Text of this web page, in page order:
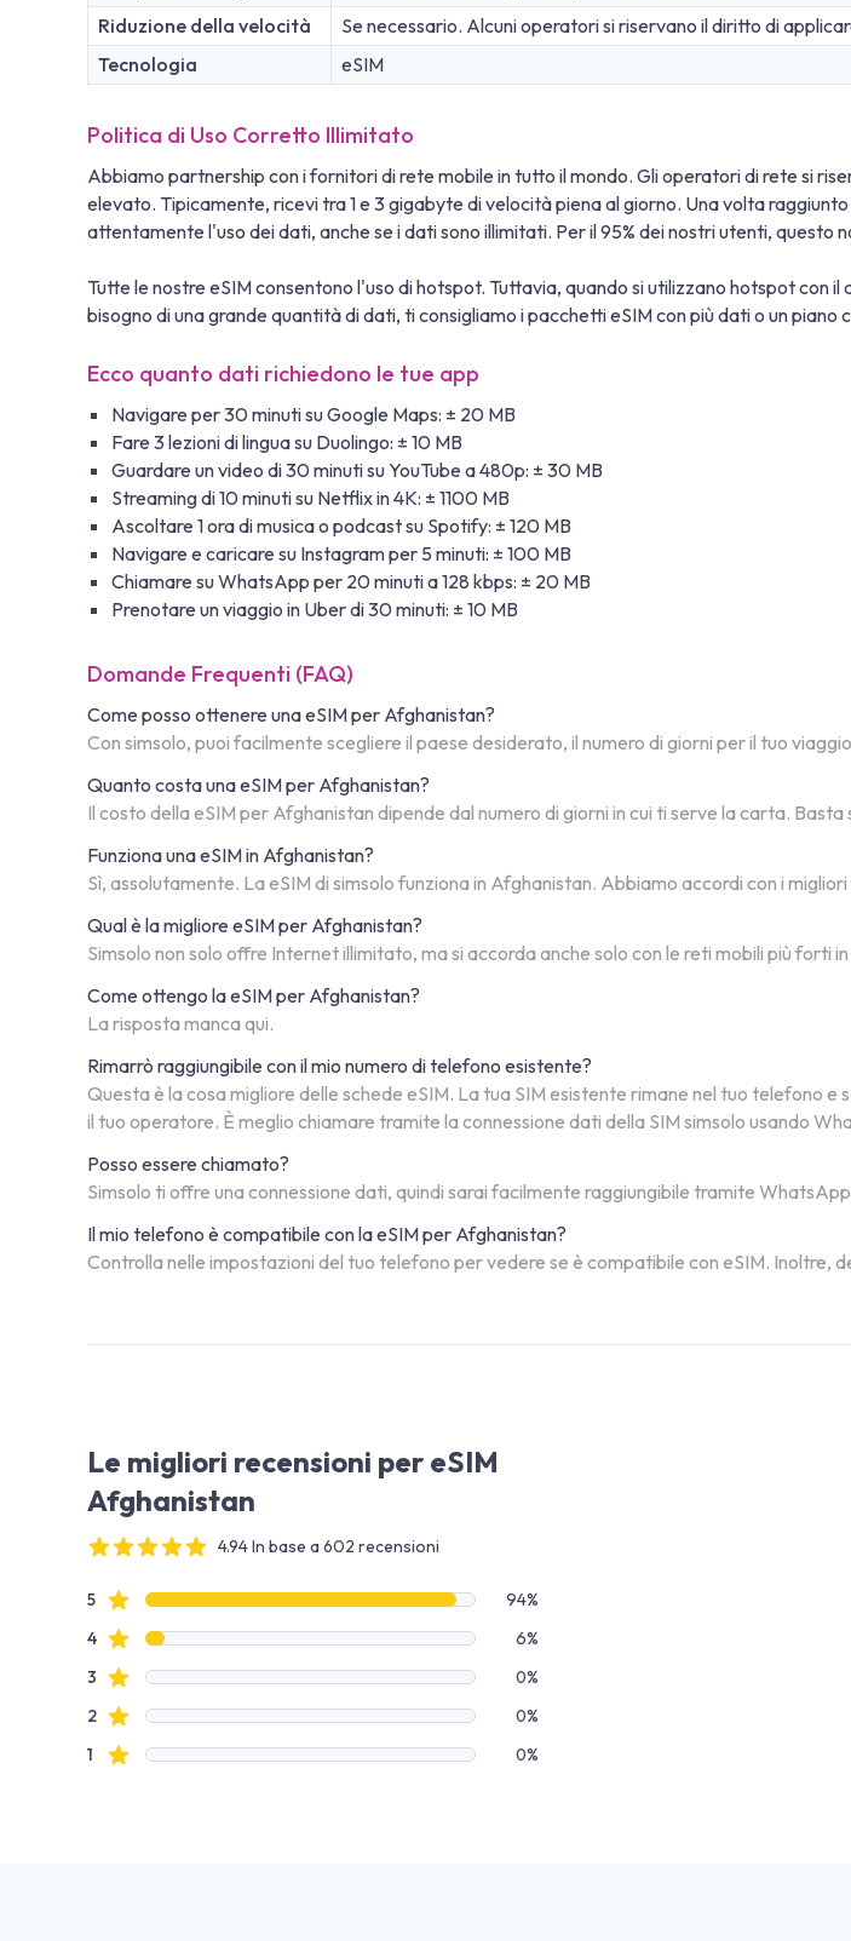
Riduzione della velocità
Se necessario. Alcuni operatori si riservano il diritto di
Tecnologia
eSIM
Politica di Uso Corretto Illimitato
Abbiamo partnership con i fornitori di rete mobile in tutto il mondo. Gli operatori di rete si
elevato. Tipicamente, ricevi tra 1 e 3 gigabyte di velocità piena al giorno. Una volta
attentamente l'uso dei dati, anche se i dati sono illimitati. Per il 95% dei nostri utenti, questo
Tutte le nostre eSIM consentono l'uso di hotspot. Tuttavia, quando si utilizzano hotspot con
bisogno di una grande quantità di dati, ti consigliamo i pacchetti eSIM con più dati o un piano
Ecco quanto dati richiedono le tue app
Navigare per 30 minuti su Google Maps: ± 20 MB
Fare 3 lezioni di lingua su Duolingo: ± 10 MB
Guardare un video di 30 minuti su YouTube a 480p: ± 30 MB
Streaming di 10 minuti su Netflix in 4K: ± 1100 MB
Ascoltare 1 ora di musica o podcast su Spotify: ± 120 MB
Navigare e caricare su Instagram per 5 minuti: ± 100 MB
Chiamare su WhatsApp per 20 minuti a 128 kbps: ± 20 MB
Prenotare un viaggio in Uber di 30 minuti: ± 10 MB
Domande Frequenti (FAQ)
Come posso ottenere una eSIM per Afghanistan?
Con simsolo, puoi facilmente scegliere il paese desiderato, il numero di giorni per il tuo
Quanto costa una eSIM per Afghanistan?
Il costo della eSIM per Afghanistan dipende dal numero di giorni in cui ti serve la carta.
Funziona una eSIM in Afghanistan?
Sì, assolutamente. La eSIM di simsolo funziona in Afghanistan. Abbiamo accordi con i
Qual è la migliore eSIM per Afghanistan?
Simsolo non solo offre Internet illimitato, ma si accorda anche solo con le reti mobili più forti
Come ottengo la eSIM per Afghanistan?
La risposta manca qui.
Rimarrò raggiungibile con il mio numero di telefono esistente?
Questa è la cosa migliore delle schede eSIM. La tua SIM esistente rimane nel tuo telefono
il tuo operatore. È meglio chiamare tramite la connessione dati della SIM simsolo usando
Posso essere chiamato?
Simsolo ti offre una connessione dati, quindi sarai facilmente raggiungibile tramite
Il mio telefono è compatibile con la eSIM per Afghanistan?
Controlla nelle impostazioni del tuo telefono per vedere se è compatibile con eSIM. Inoltre,
Le migliori recensioni per eSIM
Afghanistan
4.94 In base a 602 recensioni
Dati recensione
5recensioni con stelle
94%
4recensioni con stelle
6%
3 recensioni con stelle
0%
2recensioni con stelle
0%
1 recensioni con stelle 0%